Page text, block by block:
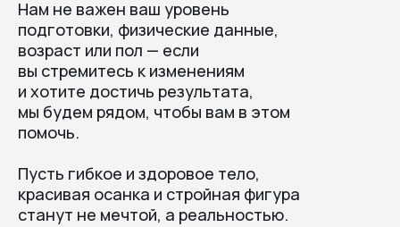
Нам не важен ваш уровень
подготовки, физические данные,
возраст или пол — если
вы стремитесь к изменениям
и хотите достичь результата,
мы будем рядом, чтобы вам в этом
помочь.
Пусть гибкое и здоровое тело,
красивая осанка и стройная фигура
станут не мечтой, а реальностью.